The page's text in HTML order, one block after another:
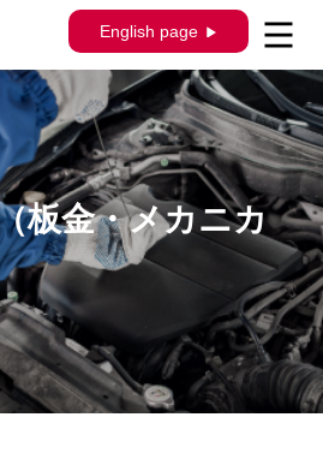
English page
板金・メカニカ